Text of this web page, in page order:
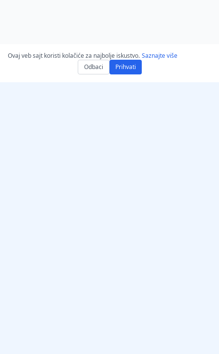
Ovaj veb sajt koristi kolačiće za najbolje iskustvo. Saznajte više
Odbaci
Prihvati